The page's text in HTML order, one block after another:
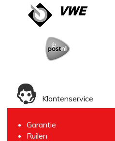
Klantenservice
Garantie
Ruilen